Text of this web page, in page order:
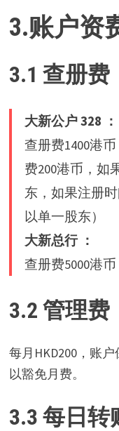
3.账户资
3.1查册费
大新公户 328 ：
查册费1400港
费200港币，如
东，如果注册
以单一股东）
大新总行 ：
查册费5000港
3.2 管理费
每月HKD200，账
以豁免月费。
3.3 每日转